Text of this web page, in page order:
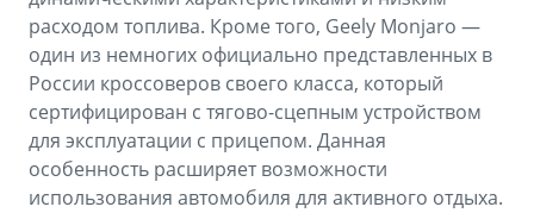
расходом топлива. Кроме того, Geely Monjaro —
один из немногих официально представленных в
России кроссоверов своего класса, который
сертифицирован с тягово-сцепным устройством
для эксплуатации с прицепом. Данная
особенность расширяет возможности
использования автомобиля для активного отдыха.